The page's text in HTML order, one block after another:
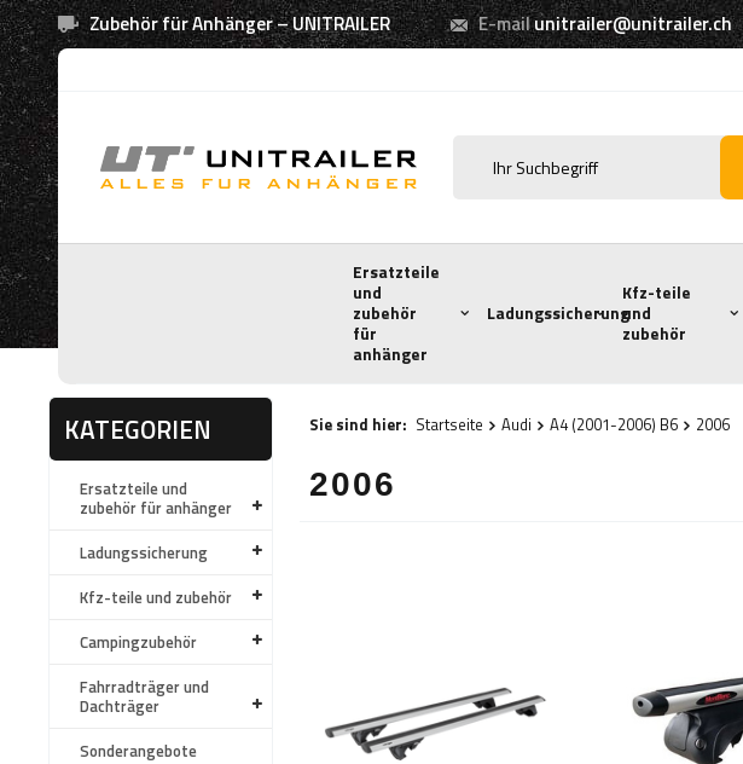
Zubehör für Anhänger – UNITRAILER E-mailunitrailer@unitrailer.ch
Ersatzteile
und
zubehör
für
anhänger
Ladungssicherung
Kfz-teile
und
zubehör
KATEGORIEN
Ersatzteile und
zubehör für anhänger
Ladungssicherung
Kfz-teile und zubehör
Campingzubehör
Fahrradträger und
Dachträger
Sonderangebote
Sie sind hier: Startseite Audi A4 (2001-2006) B6 2006
2006